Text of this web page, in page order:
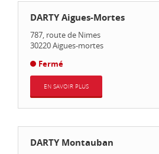
DARTY Aigues-Mortes
787, route de Nimes
30220Aigues-mortes
Fermé
EN SAVOIR PLUS
DARTY Montauban